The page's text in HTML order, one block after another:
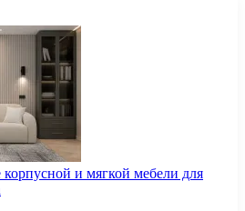
и мягкой мебели для